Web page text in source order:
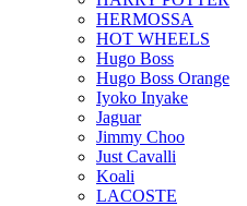
HERMOSSA
HOT WHEELS
Hugo Boss
Hugo Boss Orange
Iyoko Inyake
Jaguar
Jimmy Choo
Just Cavalli
Koali
LACOSTE